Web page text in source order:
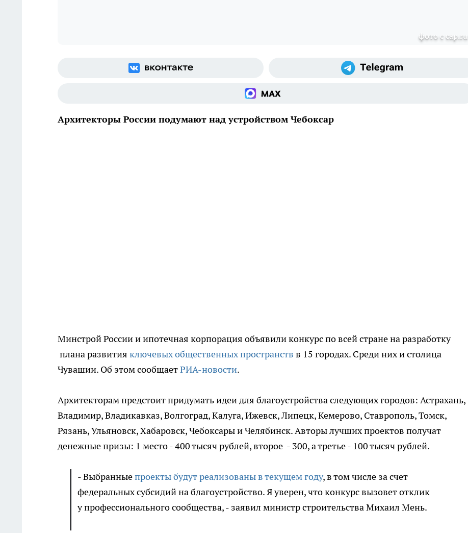
фото с cap.ru
Архитекторы России подумают над устройством Чебоксар
Минстрой России и ипотечная корпорация объявили конкурс по всей стране на разработку
плана развития ключевых общественных пространств в 15 городах. Среди них и столица
Чувашии. Об этом сообщаетРИА-новости.
Архитекторам предстоит придумать идеи для благоустройства следующих городов: Астрахань,
Владимир, Владикавказ, Волгоград, Калуга, Ижевск, Липецк, Кемерово, Ставрополь, Томск,
Рязань, Ульяновск, Хабаровск, Чебоксары и Челябинск. Авторы лучших проектов получат
денежные призы: 1 место - 400 тысяч рублей, второе - 300, а третье - 100 тысяч рублей.
- Выбранныепроекты будут реализованы в текущем году, в том числе за счет
федеральных субсидий на благоустройство. Я уверен, что конкурс вызовет отклик
у профессионального сообщества, - заявил министр строительства Михаил Мень.